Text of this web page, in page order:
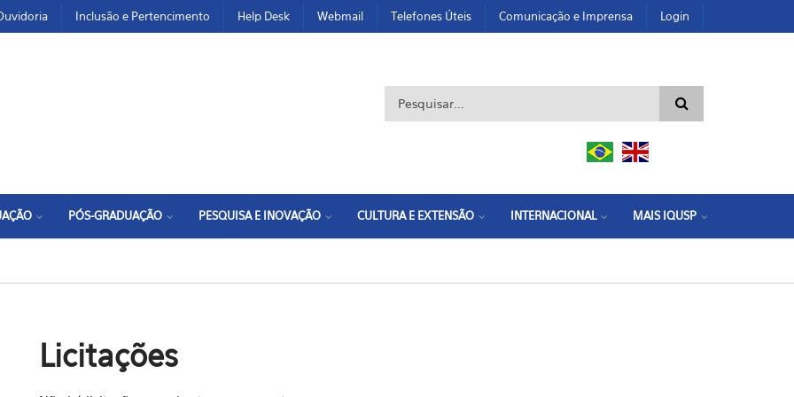
Inclusão e Pertencimento Help Desk Webmail Telefones Úteis Comunicação e Imprensa Login
Formulário de busca
PÓS-GRADUAÇÃO PESQUISA E INOVAÇÃO CULTURA E EXTENSÃO INTERNACIONAL MAIS IQUSP
Licitações